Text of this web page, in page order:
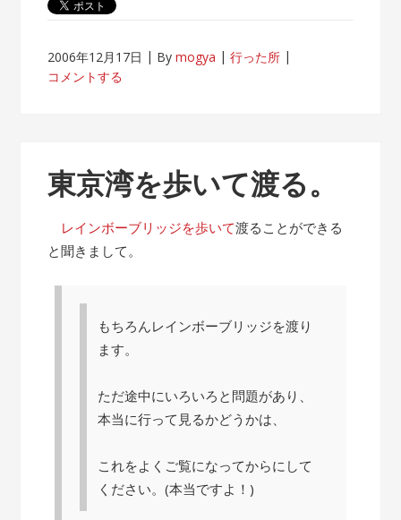
2006年12月17日 Bymogya
行った所
コメントする
東京湾を歩いて渡る。
レインボーブリッジを歩いて渡ることができる
と聞きまして。
もちろんレインボーブリッジを渡り
ます。
ただ途中にいろいろと問題があり、
本当に行って見るかどうかは、
これをよくご覧になってからにして
ください。(本当ですよ！)